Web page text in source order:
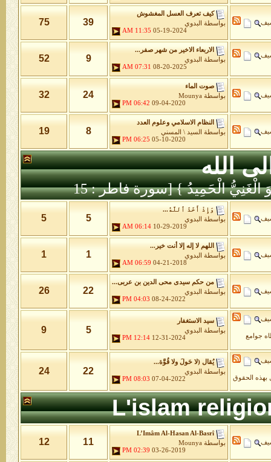
كيف تعرف العسل المغشوش
بواسطة
البدوي
05-19-2024
11:35 AM
39
75
الاربعاء الاخير من شهر صفر...
بواسطة
البدوي
08-20-2025
07:31 AM
9
52
صوت الماء
بواسطة Mounya
09-04-2020
06:42 PM
24
32
النظام الاسلامي وعلوم العدد
بواسطة
السيد \ المسني
05-10-2020
06:25 PM
8
19
الله
الْغَنِيُّ الْحَمِيدُ } [سورة فاطر : 15
وَإِذْ أَخَذَ ٱللَّهُ...
بواسطة
البدوي
10-29-2019
06:14 AM
5
5
اللهم لا إله إلا أنت خير...
بواسطة
البدوي
04-21-2018
06:59 AM
1
1
من حكم سيدى محى الدين بن عربى...
بواسطة
البدوي
08-24-2022
04:03 PM
22
26
جوامع
سيد الاستغفار
بواسطة
البدوي
12-31-2024
12:14 PM
5
9
بهذه الحقوق
يُقال (لا حَولَ ولا قُوَّة...
بواسطة
البدوي
07-04-2022
08:03 PM
22
24
L'islam
L’Imâm Al-Hasan Al-Basrî
بواسطة Mounya
03-26-2019
02:39 PM
11
12